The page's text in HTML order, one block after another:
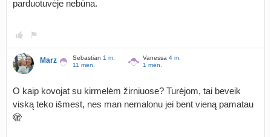
parduotuvėje nebūna.
Marz Sebastian 1 m.
11 mėn.
Vanessa 4 m.
1 mėn.
O kaip kovojat su kirmelėm žirniuose? Turėjom, tai beveik
viską teko išmest, nes man nemalonu jei bent vieną pamatau
🫣